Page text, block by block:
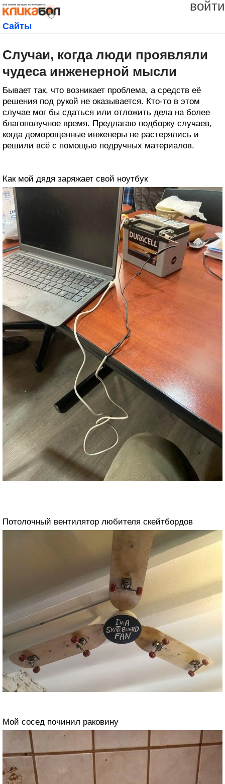
войти
Сайты
Случаи, когда люди проявляли
чудеса инженерной мысли
Бывает так, что возникает проблема, а средств её
решения под рукой не оказывается. Кто-то в этом
случае мог бы сдаться или отложить дела на более
благополучное время. Предлагаю подборку случаев,
когда доморощенные инженеры не растерялись и
решили всё с помощью подручных материалов.
Как мой дядя заряжает свой ноутбук
Потолочный вентилятор любителя скейтбордов
Мой сосед починил раковину